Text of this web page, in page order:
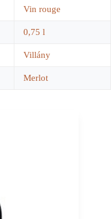
Vin rouge
0,75 l
Villány
Merlot